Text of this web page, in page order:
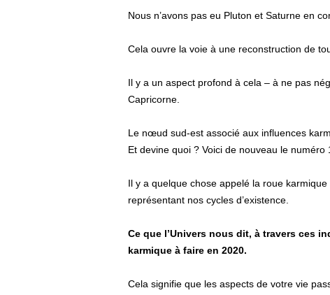
Nous n’avons pas eu Pluton et Saturne en
Cela ouvre la voie à une reconstruction de
Il y a un aspect profond à cela – à ne pas
Capricorne.
Le nœud sud-est associé aux influences
Et devine quoi ? Voici de nouveau le numéro
Il y a quelque chose appelé la roue
représentant nos cycles d’existence.
Ce que l’Univers nous dit, à travers ces
karmique à faire en 2020.
Cela signifie que les aspects de votre vie